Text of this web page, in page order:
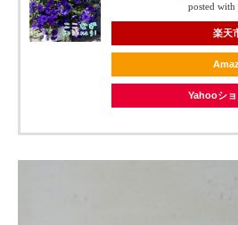
posted with
楽天
Yahooシ